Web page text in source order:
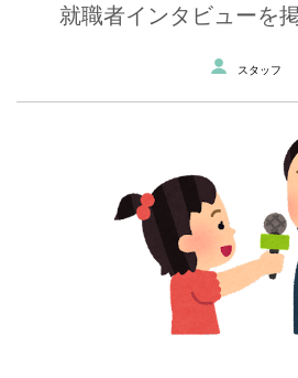
就職者インタビューを
スタッフ